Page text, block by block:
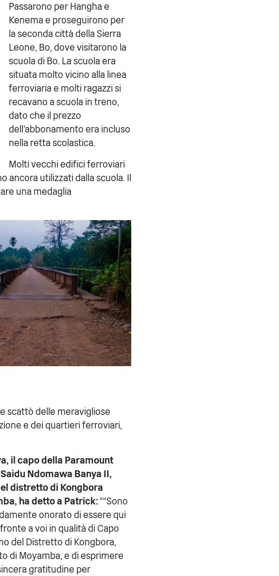
Passarono per Hangha e
Kenema e proseguirono per
la seconda città della Sierra
Leone, Bo, dove visitarono la
scuola di Bo. La scuola era
situata molto vicino alla linea
ferroviaria e molti ragazzi si
recavano a scuola in treno,
dato che il prezzo
dell'abbonamento era incluso
nella retta scolastica.
Molti vecchi edifici ferroviari
ancora utilizzati dalla scuola. Il
una medaglia
scattò delle meravigliose
e dei quartieri ferroviari,
il capo della Paramount
Ndomawa Banya II,
distretto di Kongbora
ha detto a Patrick: “"Sono
onorato di essere qui
a voi in qualità di Capo
del Distretto di Kongbora,
di Moyamba, e di esprimere
gratitudine per